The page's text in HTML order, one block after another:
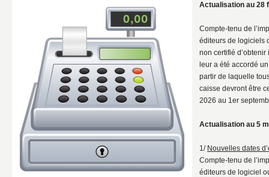
Actualisation au 28
Compte-tenu de
éditeurs de logiciels
non certifié
leur a été accordé
partir de laquelle
caisse devront être
2026 au 1er
Actualisation au 5
1/ Nouvelles dates
Compte-tenu de
éditeurs de logiciel